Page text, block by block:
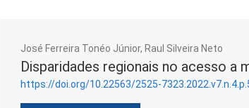
José Ferreira Tonéo Júnior, Raul Silveira Neto
Disparidades regionais no acesso a
https://doi.org/10.22563/2525-